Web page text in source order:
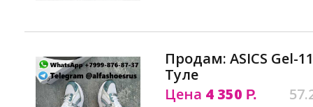
Продам: ASICS Gel-
Туле
Цена 4 350 Р.